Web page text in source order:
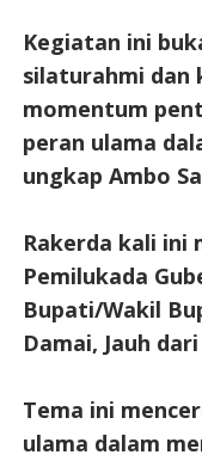
Kegiatan ini
silaturahmi dan
momentum
peran ulama
ungkap Ambo
Rakerda kali ini
Pemilukada
Bupati/Wakil
Damai, Jauh
Tema ini
ulama dalam